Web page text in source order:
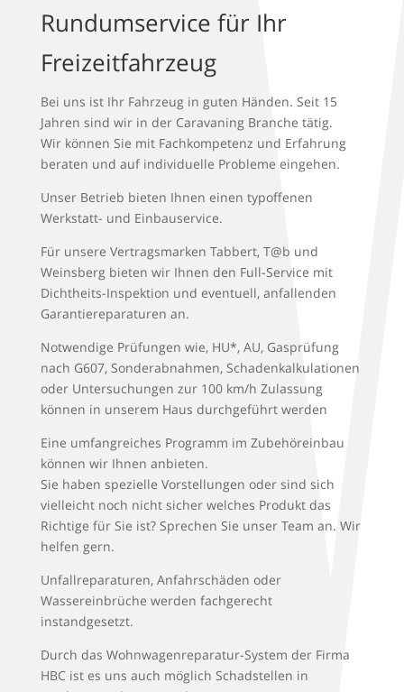
Rundumservice für Ihr
Freizeitfahrzeug
Bei uns ist Ihr Fahrzeug in guten Händen. Seit 15
Jahren sind wir in der Caravaning Branche tätig.
Wir können Sie mit Fachkompetenz und Erfahrung
beraten und auf individuelle Probleme eingehen.
Unser Betrieb bieten Ihnen einen typoffenen
Werkstatt- und Einbauservice.
Für unsere Vertragsmarken Tabbert, T@b und
Weinsberg bieten wir Ihnen den Full-Service mit
Dichtheits-Inspektion und eventuell, anfallenden
Garantiereparaturen an.
Notwendige Prüfungen wie, HU*, AU, Gasprüfung
nach G607, Sonderabnahmen, Schadenkalkulationen
oder Untersuchungen zur 100 km/h Zulassung
können in unserem Haus durchgeführt werden
Eine umfangreiches Programm im Zubehöreinbau
können wir Ihnen anbieten.
Sie haben spezielle Vorstellungen oder sind sich
vielleicht noch nicht sicher welches Produkt das
Richtige für Sie ist? Sprechen Sie unser Team an. Wir
helfen gern.
Unfallreparaturen, Anfahrschäden oder
Wassereinbrüche werden fachgerecht
instandgesetzt.
Durch das Wohnwagenreparatur-System der Firma
HBC ist es uns auch möglich Schadstellen in